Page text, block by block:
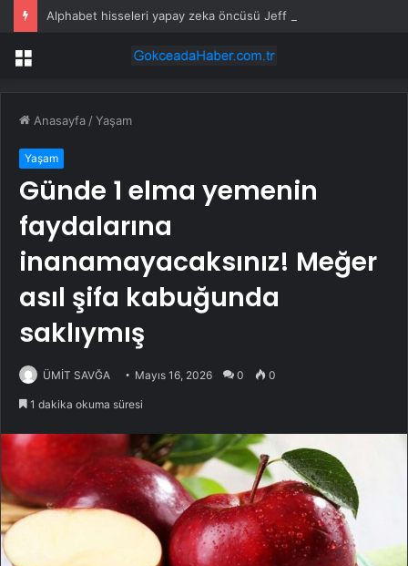
Menü
Anasayfa /Yaşam
Yaşam
Günde 1 elma yemenin
faydalarına
inanamayacaksınız! Meğer
asıl şifa kabuğunda
saklıymış
ÜMİT SAVĞA Mayıs 16, 2026 0 0
1 dakika okuma süresi